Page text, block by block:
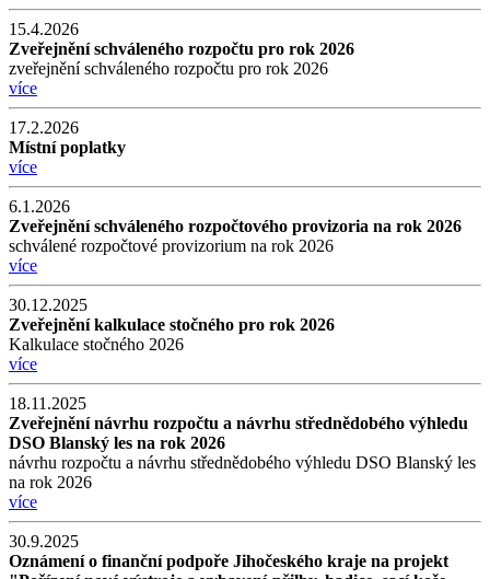
15.4.2026
Zveřejnění schváleného rozpočtu pro rok 2026
zveřejnění schváleného rozpočtu pro rok 2026
více
17.2.2026
Místní poplatky
více
6.1.2026
Zveřejnění schváleného rozpočtového provizoria na rok 2026
schválené rozpočtové provizorium na rok 2026
více
30.12.2025
Zveřejnění kalkulace stočného pro rok 2026
Kalkulace stočného 2026
více
18.11.2025
Zveřejnění návrhu rozpočtu a návrhu střednědobého výhledu
DSO Blanský les na rok 2026
návrhu rozpočtu a návrhu střednědobého výhledu DSO Blanský les
na rok 2026
více
30.9.2025
Oznámení o finanční podpoře Jihočeského kraje na projekt